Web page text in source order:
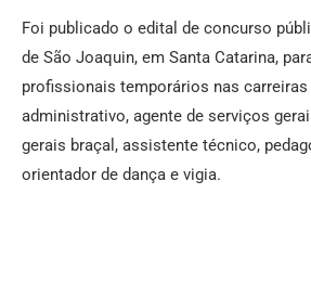
Foi publicado o edital de concurso
de São Joaquin, em Santa Catarina,
profissionais temporários nas
administrativo, agente de serviços
gerais braçal, assistente técnico,
orientador de dança e vigia.